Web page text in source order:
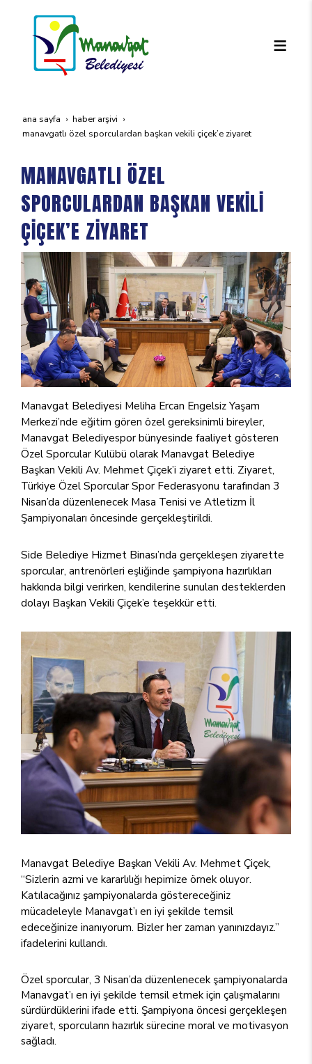
ana sayfa
haber arşivi
manavgatli özel sporculardan başkan veki̇li̇ çi̇çek’e zi̇yaret
MANAVGATLI ÖZEL
SPORCULARDAN BAŞKAN VEKİLİ
ÇİÇEK’E ZİYARET
Manavgat Belediyesi Meliha Ercan Engelsiz Yaşam
Merkezi’nde eğitim gören özel gereksinimli bireyler,
Manavgat Belediyespor bünyesinde faaliyet gösteren
Özel Sporcular Kulübü olarak Manavgat Belediye
Başkan Vekili Av. Mehmet Çiçek’i ziyaret etti. Ziyaret,
Türkiye Özel Sporcular Spor Federasyonu tarafından 3
Nisan’da düzenlenecek Masa Tenisi ve Atletizm İl
Şampiyonaları öncesinde gerçekleştirildi.
Side Belediye Hizmet Binası’nda gerçekleşen ziyarette
sporcular, antrenörleri eşliğinde şampiyona hazırlıkları
hakkında bilgi verirken, kendilerine sunulan desteklerden
dolayı Başkan Vekili Çiçek’e teşekkür etti.
Manavgat Belediye Başkan Vekili Av. Mehmet Çiçek,
“Sizlerin azmi ve kararlılığı hepimize örnek oluyor.
Katılacağınız şampiyonalarda göstereceğiniz
mücadeleyle Manavgat’ı en iyi şekilde temsil
edeceğinize inanıyorum. Bizler her zaman yanınızdayız.”
ifadelerini kullandı.
Özel sporcular, 3 Nisan’da düzenlenecek şampiyonalarda
Manavgat’ı en iyi şekilde temsil etmek için çalışmalarını
sürdürdüklerini ifade etti. Şampiyona öncesi gerçekleşen
ziyaret, sporcuların hazırlık sürecine moral ve motivasyon
sağladı.